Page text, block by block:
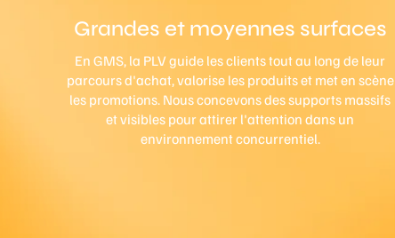
Grandes et moyennes surfaces
En GMS, la PLV guide les clients tout au long de leur
parcours d'achat, valorise les produits et met en scène
les promotions. Nous concevons des supports massifs
et visibles pour attirer l'attention dans un
environnement concurrentiel.